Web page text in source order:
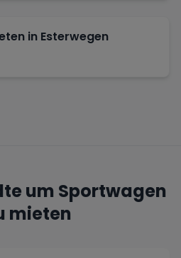
in Esterwegen
um Sportwagen
mieten